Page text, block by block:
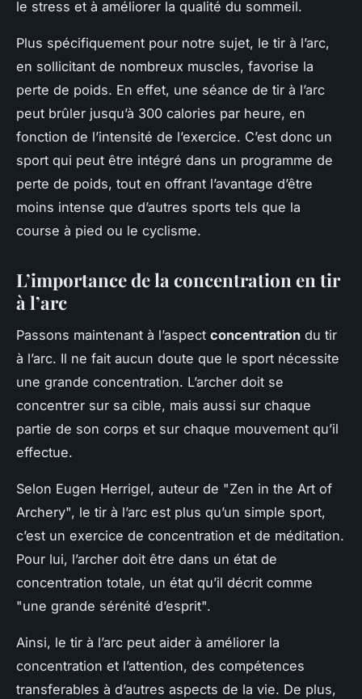
le stress et à améliorer la qualité du sommeil.
Plus spécifiquement pour notre sujet, le tir à l’arc,
en sollicitant de nombreux muscles, favorise la
perte de poids. En effet, une séance de tir à l’arc
peut brûler jusqu’à 300 calories par heure, en
fonction de l’intensité de l’exercice. C’est donc un
sport qui peut être intégré dans un programme de
perte de poids, tout en offrant l’avantage d’être
moins intense que d’autres sports tels que la
course à pied ou le cyclisme.
L’importance de la concentration en tir
à l’arc
Passons maintenant à l’aspect concentration du tir
à l’arc. Il ne fait aucun doute que le sport nécessite
une grande concentration. L’archer doit se
concentrer sur sa cible, mais aussi sur chaque
partie de son corps et sur chaque mouvement qu’il
effectue.
Selon Eugen Herrigel, auteur de "Zen in the Art of
Archery", le tir à l’arc est plus qu’un simple sport,
c’est un exercice de concentration et de méditation.
Pour lui, l’archer doit être dans un état de
concentration totale, un état qu’il décrit comme
"une grande sérénité d’esprit".
Ainsi, le tir à l’arc peut aider à améliorer la
concentration et l’attention, des compétences
transferables à d’autres aspects de la vie. De plus,